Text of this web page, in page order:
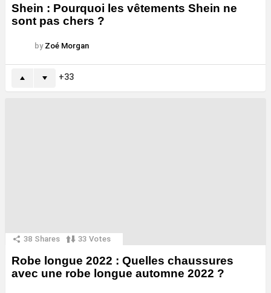
Shein : Pourquoi les vêtements Shein ne
sont pas chers ?
by Zoé Morgan
33
38 Shares 33 Votes
Robe longue 2022 : Quelles chaussures
avec une robe longue automne 2022 ?